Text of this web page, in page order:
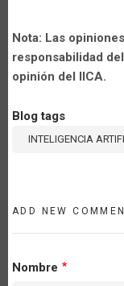
Nota: Las
responsabilidad
opinión del IICA.
Blog tags
INTELIGENCIA
ADD NEW
Nombre